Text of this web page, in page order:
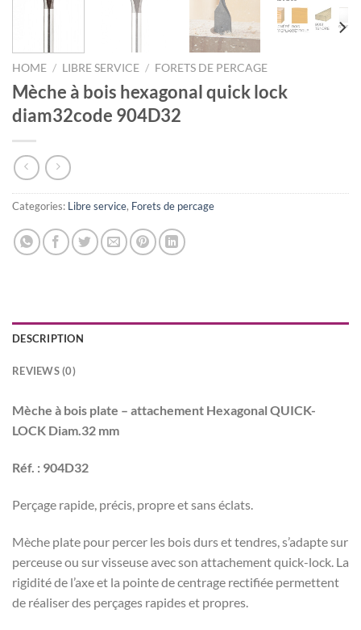
HOME / LIBRE SERVICE / FORETS DE PERCAGE
Mèche à bois hexagonal quick lock
diam32code 904D32
Categories: Libre service, Forets de percage
DESCRIPTION
REVIEWS (0)
Mèche à bois plate – attachement Hexagonal QUICK-
LOCK Diam.32 mm
Réf. : 904D32
Perçage rapide, précis, propre et sans éclats.
Mèche plate pour percer les bois durs et tendres, s’adapte sur
perceuse ou sur visseuse avec son attachement quick-lock. La
rigidité de l’axe et la pointe de centrage rectifiée permettent
de réaliser des perçages rapides et propres.